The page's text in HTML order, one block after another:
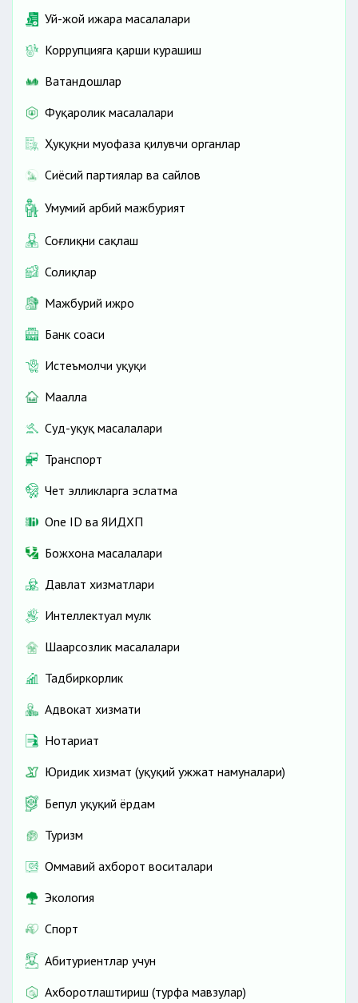
Уй-жой ижара масалалари
Коррупцияга қарши курашиш
Ватандошлар
Фуқаролик масалалари
Ҳуқуқни муҳофаза қилувчи органлар
Сиёсий партиялар ва сайлов
Умумий ҳарбий мажбурият
Соғлиқни сақлаш
Солиқлар
Мажбурий ижро
Банк соҳаси
Истеъмолчи ҳуқуқи
Маҳалла
Суд-ҳуқуқ масалалари
Транспорт
Чет элликларга эслатма
One ID ва ЯИДХП
Божхона масалалари
Давлат хизматлари
Интеллектуал мулк
Шаҳарсозлик масалалари
Тадбиркорлик
Адвокат хизмати
Нотариат
Юридик хизмат (ҳуқуқий ҳужжат намуналари)
Бепул ҳуқуқий ёрдам
Туризм
Оммавий ахборот воситалари
Экология
Спорт
Абитуриентлар учун
Ахборотлаштириш (турфа мавзулар)